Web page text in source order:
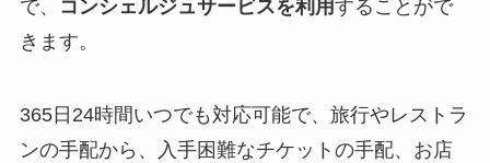
で、
コンシェルジュサービスを利用することがで
きます。
365日24時間いつでも対応可能で、旅行やレストラ
ンの手配から、入手困難なチケットの手配、お店